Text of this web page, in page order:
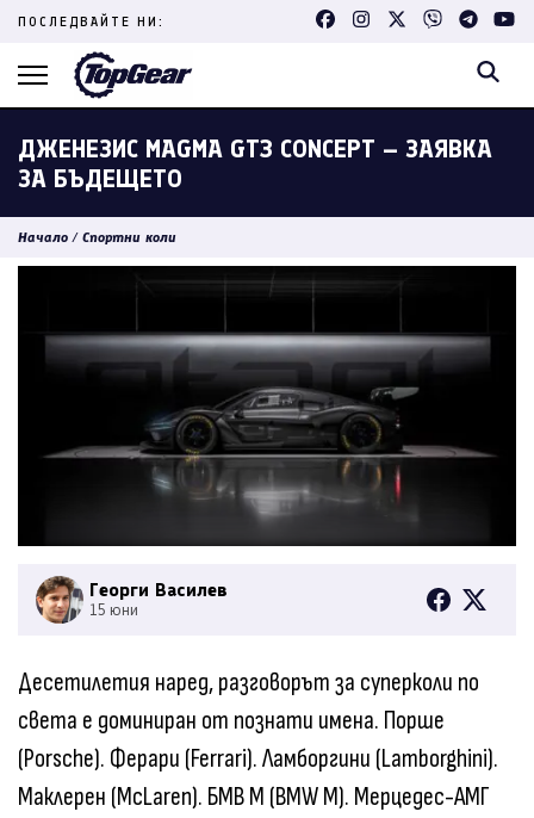
Skip
content
ПОСЛЕДВАЙТЕ НИ:
ДЖЕНЕЗИС MAGMA GT3 CONCEPT – ЗАЯВКА
ЗА БЪДЕЩЕТО
Начало / Спортни коли
Георги Василев
15 юни
Десетилетия наред, разговорът за суперколи по
света е доминиран от познати имена. Порше
(Porsche). Ферари (Ferrari). Ламборгини (Lamborghini).
Маклерен (McLaren). БМВ M (BMW M). Мерцедес-АМГ